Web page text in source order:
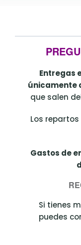
Entregas
únicamente
que salen
Los
Gastos de
Si tienes
puedes